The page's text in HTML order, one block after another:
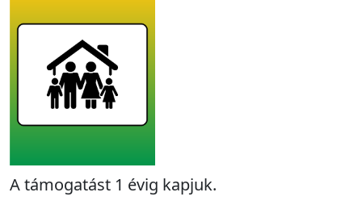
A támogatást 1 évig kapjuk.